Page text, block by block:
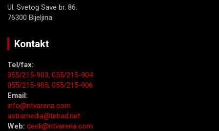
Ul. Svetog Save br. 86.
76300 Bijeljina
Kontakt
Tel/fax:
055/215-903; 055/215-904
055/215-905; 055/215-906
Email:
info@ntvarena.com
astramedia@telrad.net
Web: desk@ntvarena.com